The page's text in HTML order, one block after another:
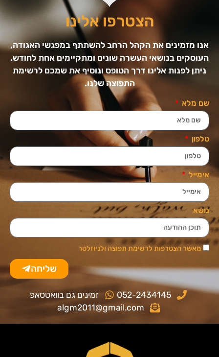
הצטרפו אלינו
אנו מזמינים את הקהל הרחב להשתתף במפגשי האגודה,
העוסקים בנושאי העשרה שונים ומתקיימים אחת לחודש.
ניתן לפנות אלינו דרך הטופס ונוסיף את שמכם לרשימת
התפוצה שלנו.
שם מלא
טלפון
אימייל
נושא
מאשר הצטרפות לרשימת תפוצה ולניוזלטר
שליחה
052-2434145
זמינים גם בוואטסאפ
algm2011@gmail.com